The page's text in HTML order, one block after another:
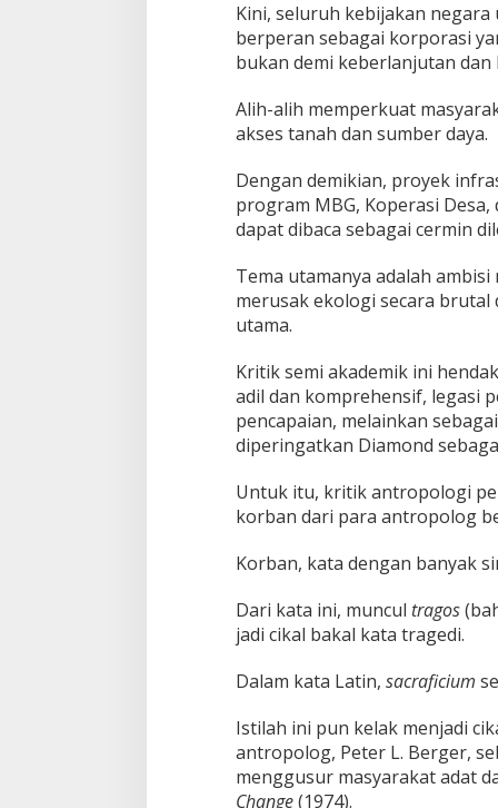
Kini, seluruh kebijakan
berperan sebagai korporasi
bukan demi keberlanjutan
Alih-alih memperkuat
akses tanah dan sumber daya.
Dengan demikian, proyek
program MBG, Koperasi
dapat dibaca sebagai cermin
Tema utamanya adalah
merusak ekologi secara
utama.
Kritik semi akademik ini
adil dan komprehensif, legasi
pencapaian, melainkan
diperingatkan Diamond
Untuk itu, kritik antropologi
korban dari para antropolog
Korban, kata dengan banyak
Dari kata ini, muncul tragos
jadi cikal bakal kata tragedi.
Dalam kata Latin, sacraficium
Istilah ini pun kelak menjadi
antropolog, Peter L. Berger,
menggusur masyarakat adat
Change(1974).